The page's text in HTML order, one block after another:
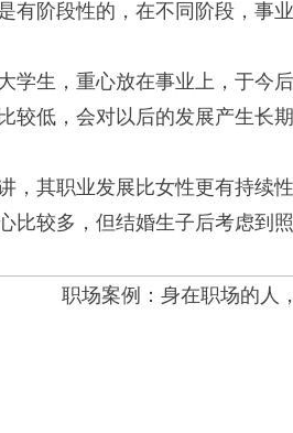
阶段性的，在不同阶段，事业
生，重心放在事业上，于今
较低，会对以后的发展产生长期
其职业发展比女性更有持续
比较多，但结婚生子后考虑到